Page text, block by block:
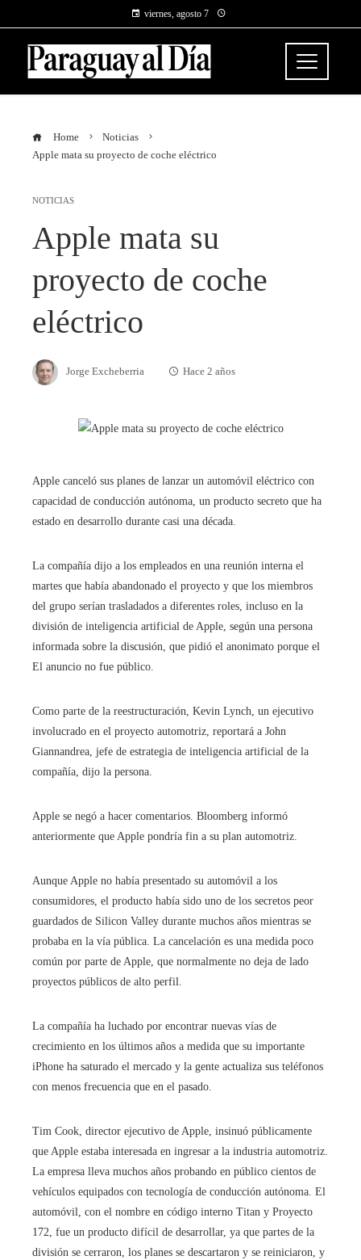
viernes, agosto 7
Home
Noticias
Apple mata su proyecto de coche eléctrico
NOTICIAS
Apple mata su
proyecto de coche
eléctrico
Jorge Excheberria Hace 2 años
Apple canceló sus planes de lanzar un automóvil eléctrico con
capacidad de conducción autónoma, un producto secreto que ha
estado en desarrollo durante casi una década.
La compañía dijo a los empleados en una reunión interna el
martes que había abandonado el proyecto y que los miembros
del grupo serían trasladados a diferentes roles, incluso en la
división de inteligencia artificial de Apple, según una persona
informada sobre la discusión, que pidió el anonimato porque el
El anuncio no fue público.
Como parte de la reestructuración, Kevin Lynch, un ejecutivo
involucrado en el proyecto automotriz, reportará a John
Giannandrea, jefe de estrategia de inteligencia artificial de la
compañía, dijo la persona.
Apple se negó a hacer comentarios. Bloomberg informó
anteriormente que Apple pondría fin a su plan automotriz.
Aunque Apple no había presentado su automóvil a los
consumidores, el producto había sido uno de los secretos peor
guardados de Silicon Valley durante muchos años mientras se
probaba en la vía pública. La cancelación es una medida poco
común por parte de Apple, que normalmente no deja de lado
proyectos públicos de alto perfil.
La compañía ha luchado por encontrar nuevas vías de
crecimiento en los últimos años a medida que su importante
iPhone ha saturado el mercado y la gente actualiza sus teléfonos
con menos frecuencia que en el pasado.
Tim Cook, director ejecutivo de Apple, insinuó públicamente
que Apple estaba interesada en ingresar a la industria automotriz.
La empresa lleva muchos años probando en público cientos de
vehículos equipados con tecnología de conducción autónoma. El
automóvil, con el nombre en código interno Titan y Proyecto
172, fue un producto difícil de desarrollar, ya que partes de la
división se cerraron, los planes se descartaron y se reiniciaron, y